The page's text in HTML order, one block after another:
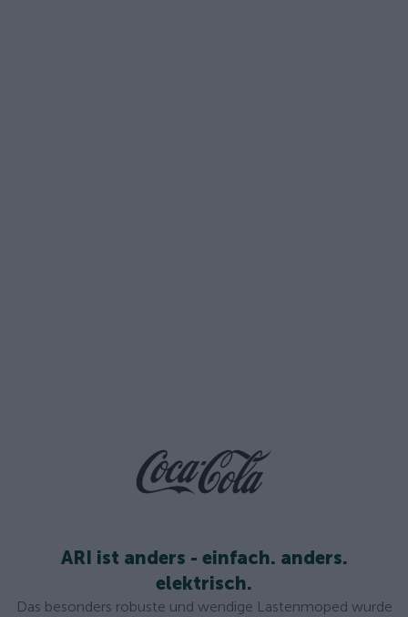
ARI ist anders - einfach. anders.
elektrisch.
Das besonders robuste und wendige Lastenmoped wurde